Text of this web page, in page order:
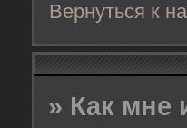
Вернуться к
» Как мне